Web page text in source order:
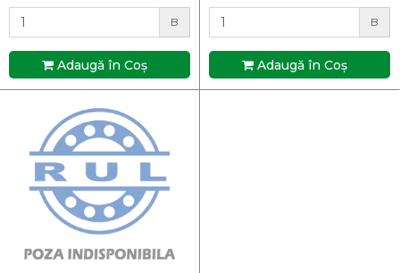
B
Adaugă în Coş
B
Adaugă în Coş